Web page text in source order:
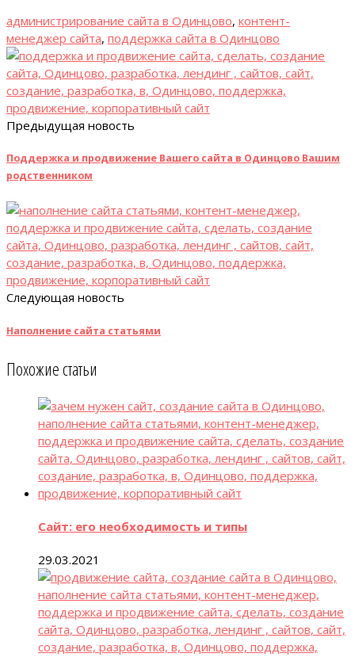
администрирование сайта в Одинцово, контент-
менеджер сайта, поддержка сайта в Одинцово
Предыдущая новость
Поддержка и продвижение Вашего сайта в Одинцово Вашим
родственником
Следующая новость
Наполнение сайта статьями
Похожие статьи
Сайт: его необходимость и типы
29.03.2021